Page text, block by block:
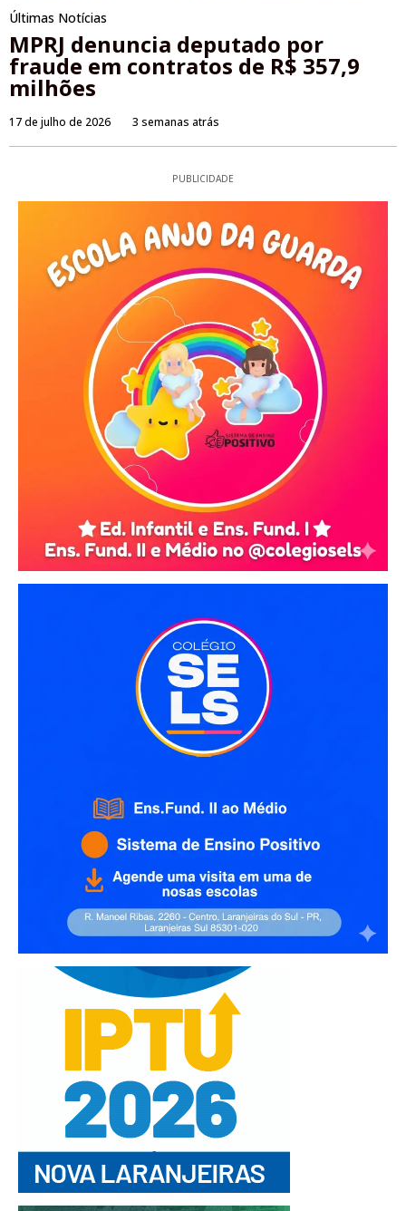
Últimas Notícias
MPRJ denuncia deputado por
fraude em contratos de R$ 357,9
milhões
17 de julho de 2026 3 semanas atrás
PUBLICIDADE